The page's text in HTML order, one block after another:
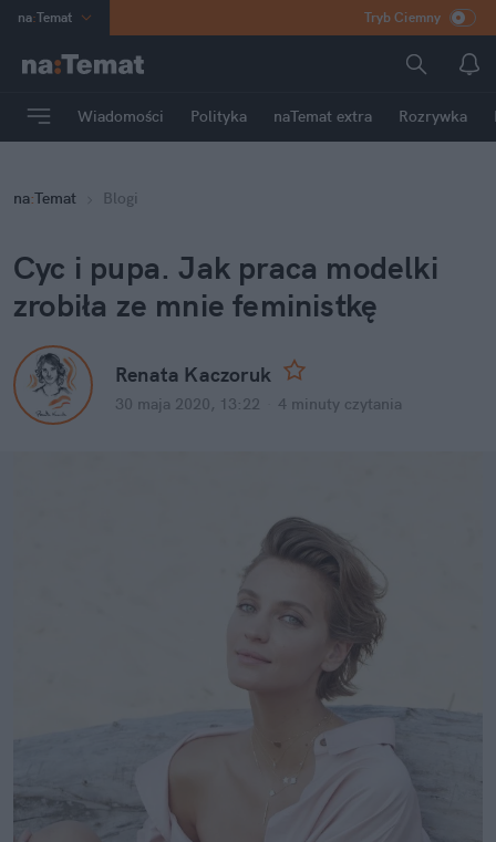
na:Temat
Poland
mama
Rozrywka
Tryb Ciemny
Wiadomości Polityka naTemat extra Rozrywka
na:Temat Blogi
Cyc i pupa. Jak praca modelki
zrobiła ze mnie feministkę
Renata Kaczoruk
30 maja 2020, 13:22 4 minuty czytania